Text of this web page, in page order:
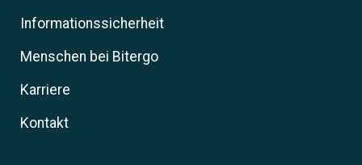
Informationssicherheit
Menschen bei Bitergo
Karriere
Kontakt